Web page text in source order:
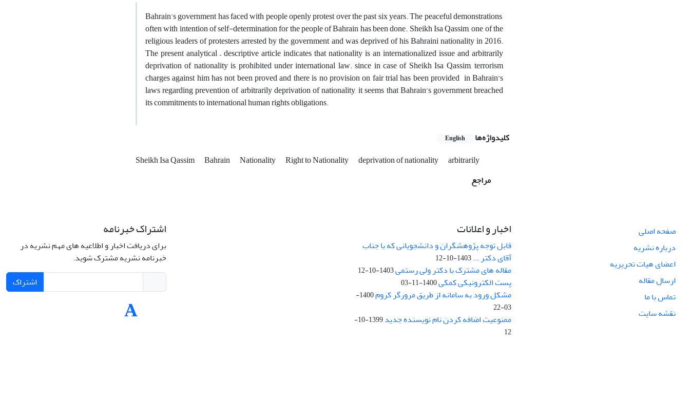
Bahrain's government has faced with people openly protest over the past six years. The peaceful demonstrations,
often with intention of self-determination for the people of Bahrain has been done. Sheikh Isa Qassim, one of the
religious leaders of protesters arrested by the government and was deprived of his Bahraini nationality in 2016.
The present analytical – descriptive article indicates that nationality is an internationalized issue and arbitrarily
deprivation of nationality is prohibited under international law. since in case of Sheikh Isa Qassim, terrorism
charges against him has not been proved and there is no provision on fair trial has been provided in Bahrain’s
laws regarding prevention of arbitrarily deprivation of nationality, it seems that Bahrain’s government breached
its commitments to international human rights obligations.
کلیدواژه‌ها English
Sheikh Isa Qassim Bahrain Nationality Right to Nationality deprivation of nationality
arbitrarily
مراجع
صفحه اصلی
درباره نشریه
اعضای هیات تحریریه
ارسال مقاله
تماس با ما
نقشه سایت
اخبار و اعلانات
قابل توجه پژوهشگران و دانشجویانی که با جناب
آقای دکتر ...1403-10-12
مقاله های مشترک با دکتر ولی رستمی1403-10-12
پست الکترونیکی کمکی1400-11-03
مشکل ورود به سامانه از طریق مرورگر کروم
1400-
03-22
ممنوعیت اضافه کردن نام نویسنده جدید
1399-10-
12
اشتراک خبرنامه
برای دریافت اخبار و اطلاعیه های مهم نشریه در
خبرنامه نشریه مشترک شوید.
اشتراک